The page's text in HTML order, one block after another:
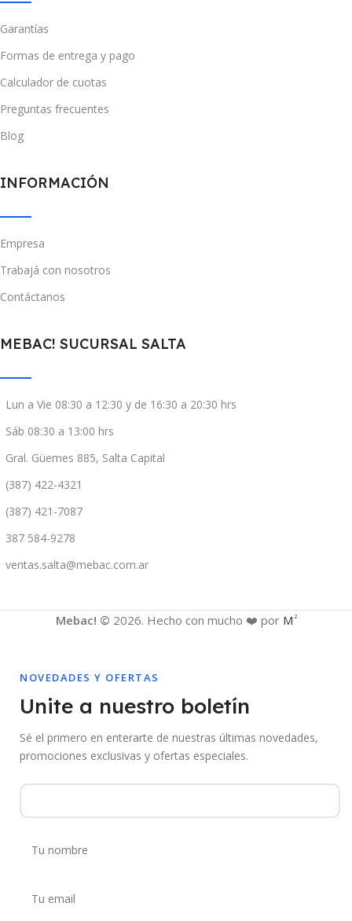
Garantías
Formas de entrega y pago
Calculador de cuotas
Preguntas frecuentes
Blog
INFORMACIÓN
Empresa
Trabajá con nosotros
Contáctanos
MEBAC! SUCURSAL SALTA
Lun a Vie 08:30 a 12:30 y de 16:30 a 20:30 hrs
Sáb 08:30 a 13:00 hrs
Gral. Güemes 885, Salta Capital
(387) 422-4321
(387) 421-7087
387 584-9278
ventas.salta@mebac.com.ar
Mebac! © 2026. Hecho con mucho ❤️ por M 2
NOVEDADES Y OFERTAS
Unite a nuestro boletín
Sé el primero en enterarte de nuestras últimas novedades,
promociones exclusivas y ofertas especiales.